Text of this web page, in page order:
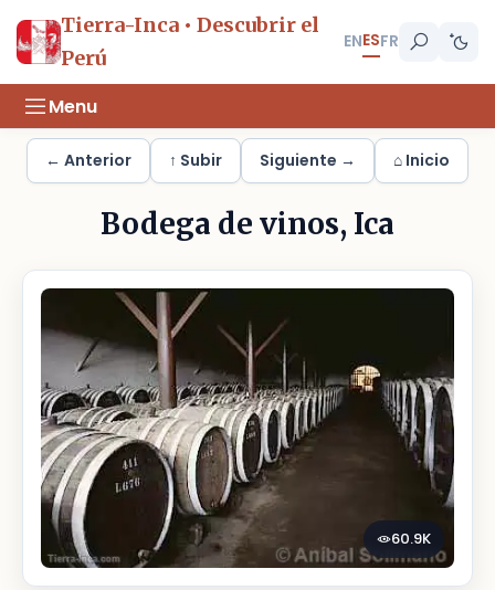
Tierra-Inca • Descubrir el
Perú
ENESFR
Menu
← Anterior ↑ Subir Siguiente → ⌂ Inicio
Bodega de vinos, Ica
60.9K